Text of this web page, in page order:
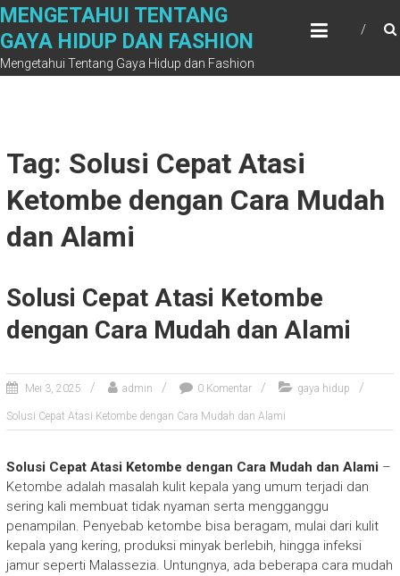
Skip
content
MENGETAHUI TENTANG
GAYA HIDUP DAN FASHION
Mengetahui Tentang Gaya Hidup dan Fashion
Tag: Solusi Cepat Atasi
Ketombe dengan Cara Mudah
dan Alami
Solusi Cepat Atasi Ketombe
dengan Cara Mudah dan Alami
Mei 3, 2025 admin 0 Komentar gaya hidup
Solusi Cepat Atasi Ketombe dengan Cara Mudah dan Alami
Solusi Cepat Atasi Ketombe dengan Cara Mudah dan Alami –
Ketombe adalah masalah kulit kepala yang umum terjadi dan
sering kali membuat tidak nyaman serta mengganggu
penampilan. Penyebab ketombe bisa beragam, mulai dari kulit
kepala yang kering, produksi minyak berlebih, hingga infeksi
jamur seperti Malassezia. Untungnya, ada beberapa cara mudah